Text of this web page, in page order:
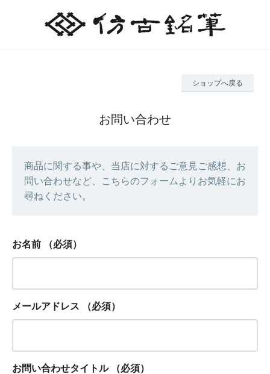
ショップへ戻る
お問い合わせ
商品に関する事や、当店に対するご意見ご感想、お
問い合わせなど、こちらのフォームよりお気軽にお
尋ねください。
お名前 （必須）
メールアドレス （必須）
お問い合わせタイトル （必須）